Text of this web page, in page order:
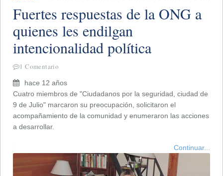
Fuertes respuestas de la ONG a
quienes les endilgan
intencionalidad política
1 Comentario
hace 12 años
Cuatro miembros de "Ciudadanos por la seguridad, ciudad de
9 de Julio" marcaron su preocupación, solicitaron el
acompañamiento de la comunidad y enumeraron las acciones
a desarrollar.
Continuar...